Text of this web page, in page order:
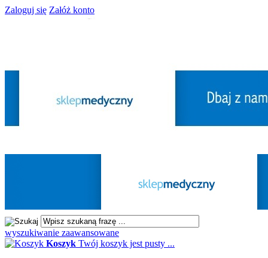
Zaloguj się Załóż konto
wyszukiwanie zaawansowane
Koszyk Twój koszyk jest pusty ...